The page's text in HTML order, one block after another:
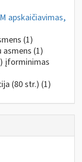
apskaičiavimas,
(1)
(1)
įforminimas
(80 str.) (1)